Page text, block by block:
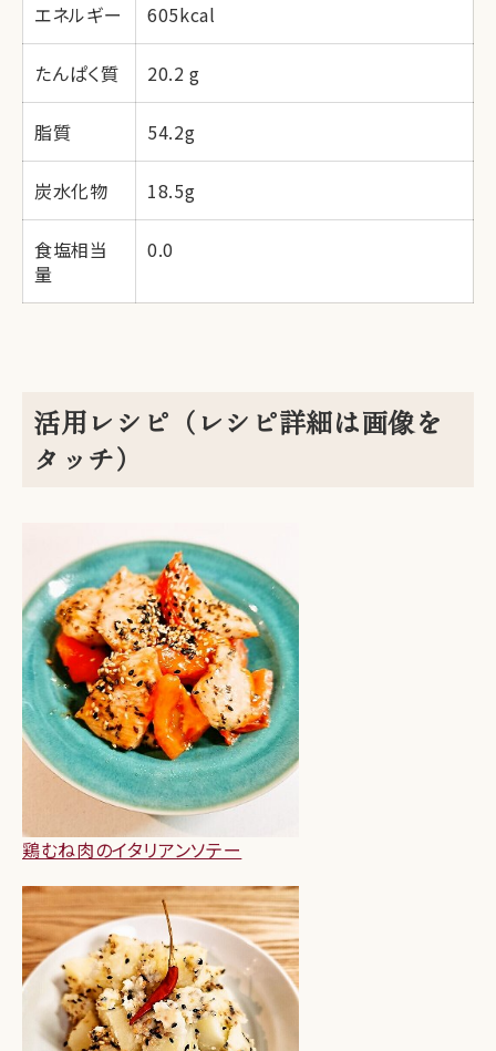
エネルギー 605kcal
たんぱく質 20.2 g
脂質 54.2g
炭水化物 18.5g
食塩相当
量
0.0
活用レシピ（レシピ詳細は画像を
タッチ）
鶏むね肉のイタリアンソテー